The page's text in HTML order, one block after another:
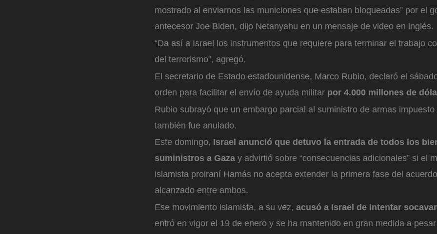
mostrado al enviarnos las municiones que estaban bloqueadas” por el
antecesor Joe Biden, dijo Netanyahu en un mensaje de video en inglés.
“Da así a Israel los instrumentos que requiere para terminar el trabajo
del terrorismo”, agregó.
El secretario de Estado estadounidense, Marco Rubio, declaró el
orden para facilitar el envío de ayuda militar por 4.000 millones de
Rubio subrayó que un embargo parcial al suministro de armas impuesto
también fue anulado.
Este domingo, Israel anunció que detuvo la entrada de todos los
suministros a Gaza y advirtió sobre “consecuencias adicionales” si el
islamista proiraní Hamás no acepta extender la primera fase del
alcanzado entre ambos.
Ese movimiento islamista, a su vez, acusó a Israel de intentar
entró en vigor el 19 de enero y se ha mantenido en gran medida a